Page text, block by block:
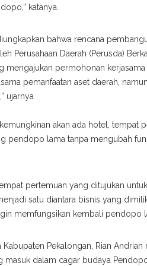
katanya.
bahwa rencana
Perusahaan Daerah (Perusda)
mengajukan permohonan
pemanfaatan aset daerah,
ujarnya
akan ada hotel, tempat
pendopo lama tanpa mengubah
pertemuan yang ditujukan
satu diantara bisnis yang
memfungsikan kembali pendopo
Kabupaten Pekalongan, Rian
masuk dalam cagar budaya